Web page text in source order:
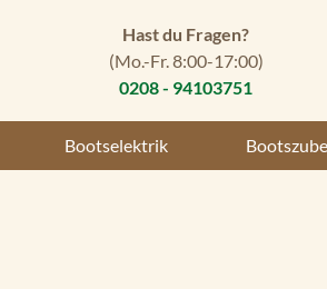
Hast du Fragen?
(Mo.-Fr. 8:00-17:00)
0208 - 94103751
Bootselektrik